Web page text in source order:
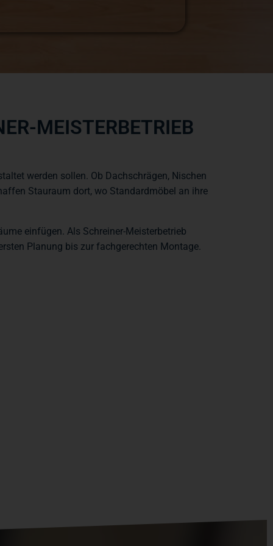
MEISTERBETRIEB G
werden sollen. Ob Dachschrägen, Nischen
Stauraum dort, wo Standardmöbel an ihre
einfügen. Als Schreiner-Meisterbetrieb
Planung bis zur fachgerechten Montage.